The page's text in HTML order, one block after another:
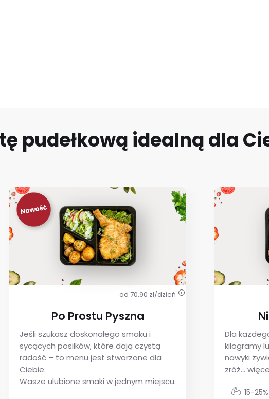
pudełkową idealną dla
od 70,90 zł/dzień i
Po Prostu Pyszna
Jeśli szukasz doskonałego smaku i
sycących posiłków, które dają czystą
radość – to menu jest stworzone dla
Ciebie.
Wasze ulubione smaki w jednym miejscu.
Dla
kilogramy
nawyki
zróż...
15-25%